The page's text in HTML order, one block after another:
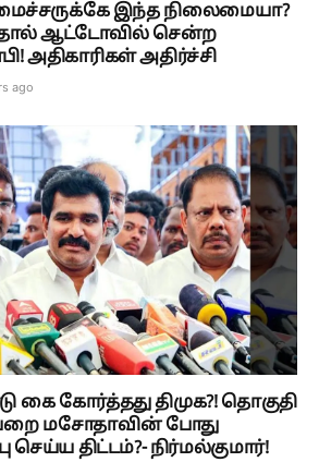
இந்த நிலைமையா?
ஆட்டோவில் சென்ற
அதிகாரிகள் அதிர்ச்சி
ago
கை கோர்த்தது திமுக?! தொகுதி
மசோதாவின் போது
செய்ய திட்டம்?- நிர்மல்குமார்!